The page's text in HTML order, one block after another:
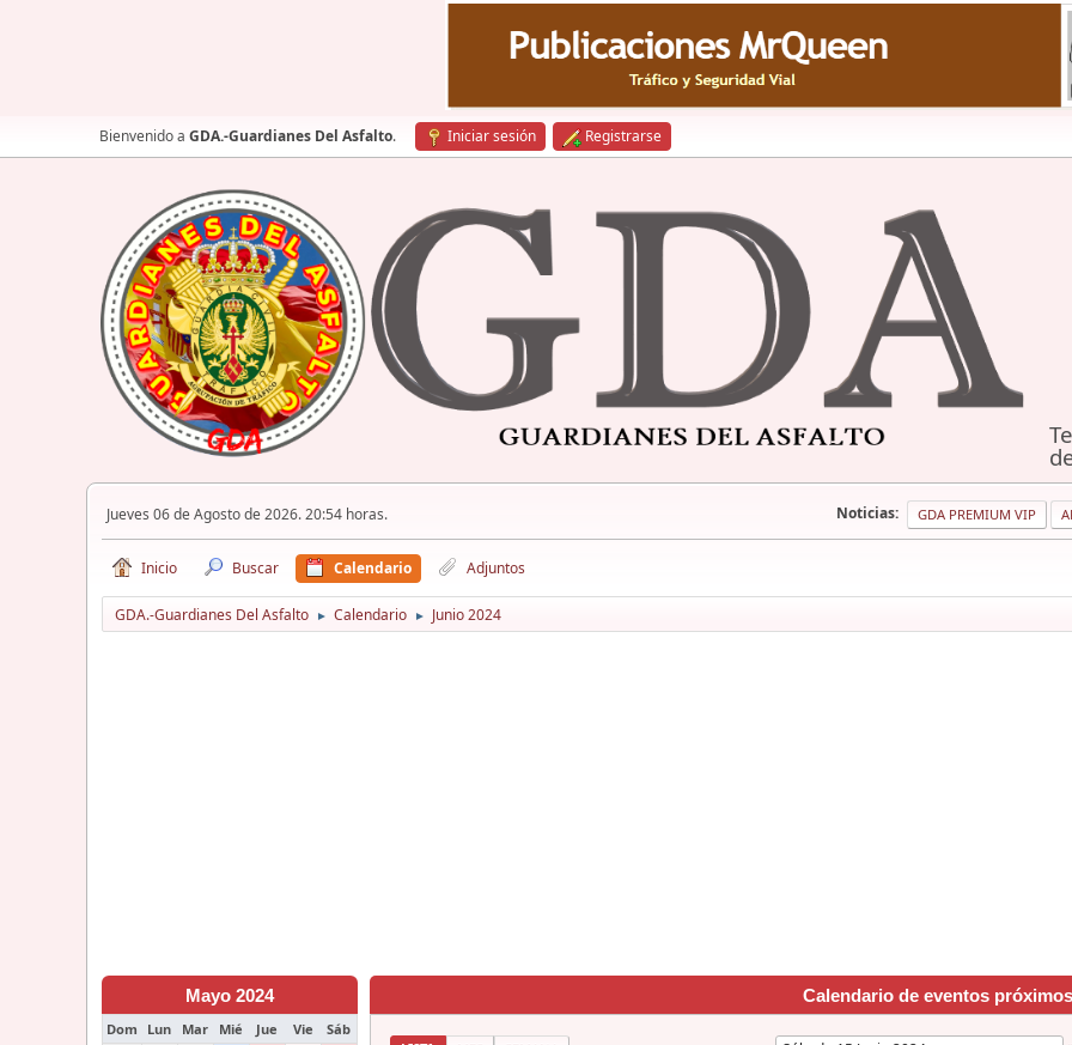
Bienvenido a GDA.-Guardianes Del Asfalto. Iniciar sesión Registrarse
Jueves 06 de Agosto de 2026. 20:54 horas. Noticias: GDA PREMIUM VIP
Inicio Buscar Calendario Adjuntos
GDA.-Guardianes Del Asfalto ► Calendario ► Junio 2024
Mayo 2024
Dom Lun Mar Mié Jue Vie Sáb
Calendario de eventos próximos